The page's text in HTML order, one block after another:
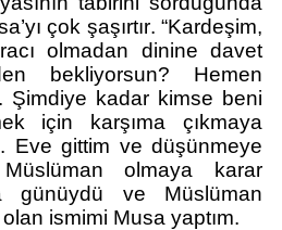
çok şaşırtır. “Kardeşim,
olmadan dinine davet
bekliyorsun? Hemen
Şimdiye kadar kimse beni
için karşıma çıkmaya
Eve gittim ve düşünmeye
olmaya karar
günüydü ve Müslüman
ismimi Musa yaptım.